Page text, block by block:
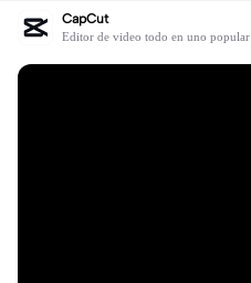
CapCut
Editor de video todo en uno popular